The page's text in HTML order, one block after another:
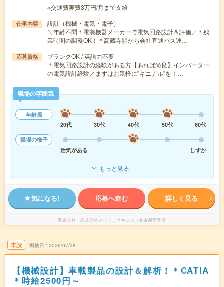
※交通費実費3万円/月まで支給
仕事内容
設計（機械・電気・電子）
＼年齢不問＊電装機器メーカーで電気回路設計＆評価／＊残
業時間の調整OK！＊高蔵寺駅から会社直通バス運…
応募資格
ブランクOK / 英語力不要
＊電気回路設計の経験がある方【あれば尚良】インバーター
の電気設計経験／まずはお気軽に”キニナル”を！…
職場の雰囲気
年齢層
20代
30代 40代 50代
60代
職場の様子
活気がある
しずか
もっと見る
気になる! 応募へ進む 詳しく見る
派遣会社 株式会社メイテックキャスト名古屋営業所
未読 掲載日 2026/07/28
【機械設計】車載製品の設計＆解析！＊CATIA
＊時給2500円～